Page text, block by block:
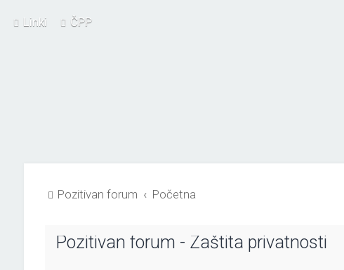
Linki ČPP
Pozitivan forum Početna
Pozitivan forum - Zaštita privatnosti